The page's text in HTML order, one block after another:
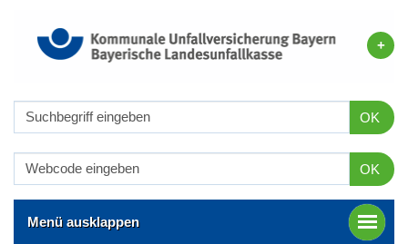
OK
OK
Menü ausklappen